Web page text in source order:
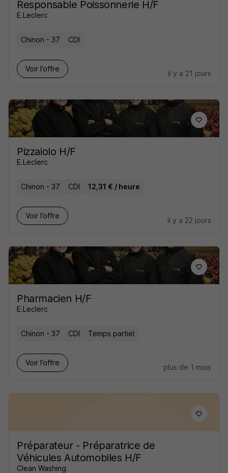
Responsable Poissonnerie H/F
E.Leclerc
Chinon - 37 CDI
Voir l’offre
il y a 21 jours
Pizzaiolo H/F
E.Leclerc
Chinon - 37 CDI 12,31 € / heure
Voir l’offre
il y a 22 jours
Pharmacien H/F
E.Leclerc
Chinon - 37 CDI Temps partiel
Voir l’offre
plus de 1 mois
Préparateur - Préparatrice de
Véhicules Automobiles H/F
Clean Washing